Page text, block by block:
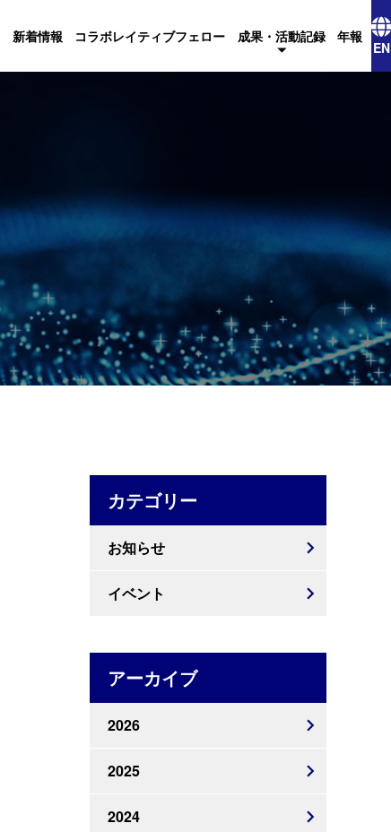
新着情報 コラボレイティブフェロー 成果・活動記録 年報
EN
カテゴリー
お知らせ
イベント
アーカイブ
2026
2025
2024